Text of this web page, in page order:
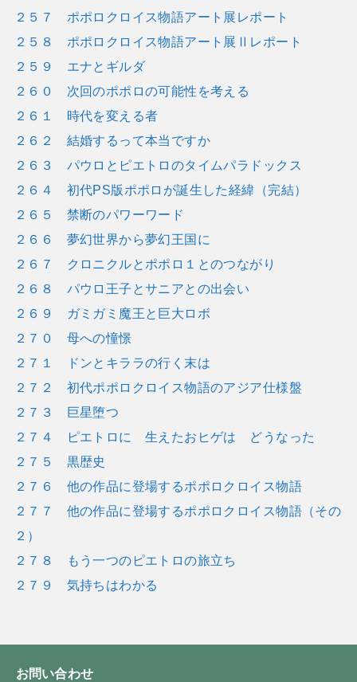
２５７ ポポロクロイス物語アート展レポート
２５８ ポポロクロイス物語アート展Ⅱレポート
２５９ エナとギルダ
２６０ 次回のポポロの可能性を考える
２６１ 時代を変える者
２６２ 結婚するって本当ですか
２６３ パウロとピエトロのタイムパラドックス
２６４ 初代PS版ポポロが誕生した経緯（完結）
２６５ 禁断のパワーワード
２６６ 夢幻世界から夢幻王国に
２６７ クロニクルとポポロ１とのつながり
２６８ パウロ王子とサニアとの出会い
２６９ ガミガミ魔王と巨大ロボ
２７０ 母への憧憬
２７１ ドンとキララの行く末は
２７２ 初代ポポロクロイス物語のアジア仕様盤
２７３ 巨星堕つ
２７４ ピエトロに 生えたおヒゲは どうなった
２７５ 黒歴史
２７６ 他の作品に登場するポポロクロイス物語
２７７ 他の作品に登場するポポロクロイス物語（その
２）
２７８ もう一つのピエトロの旅立ち
２７９ 気持ちはわかる
お問い合わせ